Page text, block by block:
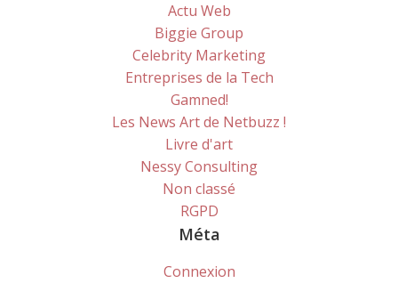
Actu Web
Biggie Group
Celebrity Marketing
Entreprises de la Tech
Gamned!
Les News Art de Netbuzz !
Livre d'art
Nessy Consulting
Non classé
RGPD
Méta
Connexion